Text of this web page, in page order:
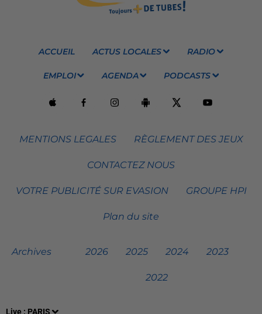
Live : PARIS
ACCUEIL ACTUS LOCALES RADIO
EMPLOI AGENDA PODCASTS
MENTIONS LEGALES RÈGLEMENT DES JEUX
CONTACTEZ NOUS
VOTRE PUBLICITÉ SUR EVASION GROUPE HPI
Plan du site
Archives 2026 2025 2024 2023
2022